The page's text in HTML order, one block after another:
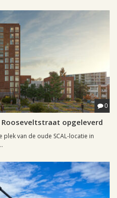
0
opgeleverd
van de oude SCAL-locatie in